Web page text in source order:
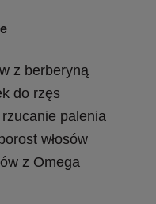
z berberyną
do rzęs
palenia
włosów
z Omega